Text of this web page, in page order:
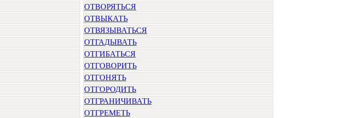
ОТВОРЯТЬСЯ
ОТВЫКАТЬ
ОТВЯЗЫВАТЬСЯ
ОТГАДЫВАТЬ
ОТГИБАТЬСЯ
ОТГОВОРИТЬ
ОТГОНЯТЬ
ОТГОРОДИТЬ
ОТГРАНИЧИВАТЬ
ОТГРЕМЕТЬ